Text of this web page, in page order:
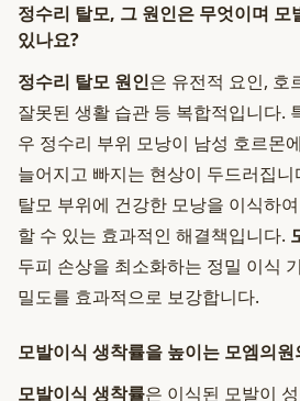
정수리 탈모, 그 원인은 무엇이며 모
있나요?
정수리 탈모 원인은 유전적 요인, 호
잘못된 생활 습관 등 복합적입니다.
우 정수리 부위 모낭이 남성 호르몬
늘어지고 빠지는 현상이 두드러집
탈모 부위에 건강한 모낭을 이식하
할 수 있는 효과적인 해결책입니다.
두피 손상을 최소화하는 정밀 이식
밀도를 효과적으로 보강합니다.
모발이식 생착률을 높이는 모엠의
모발이식 생착률은 이식된 모발이